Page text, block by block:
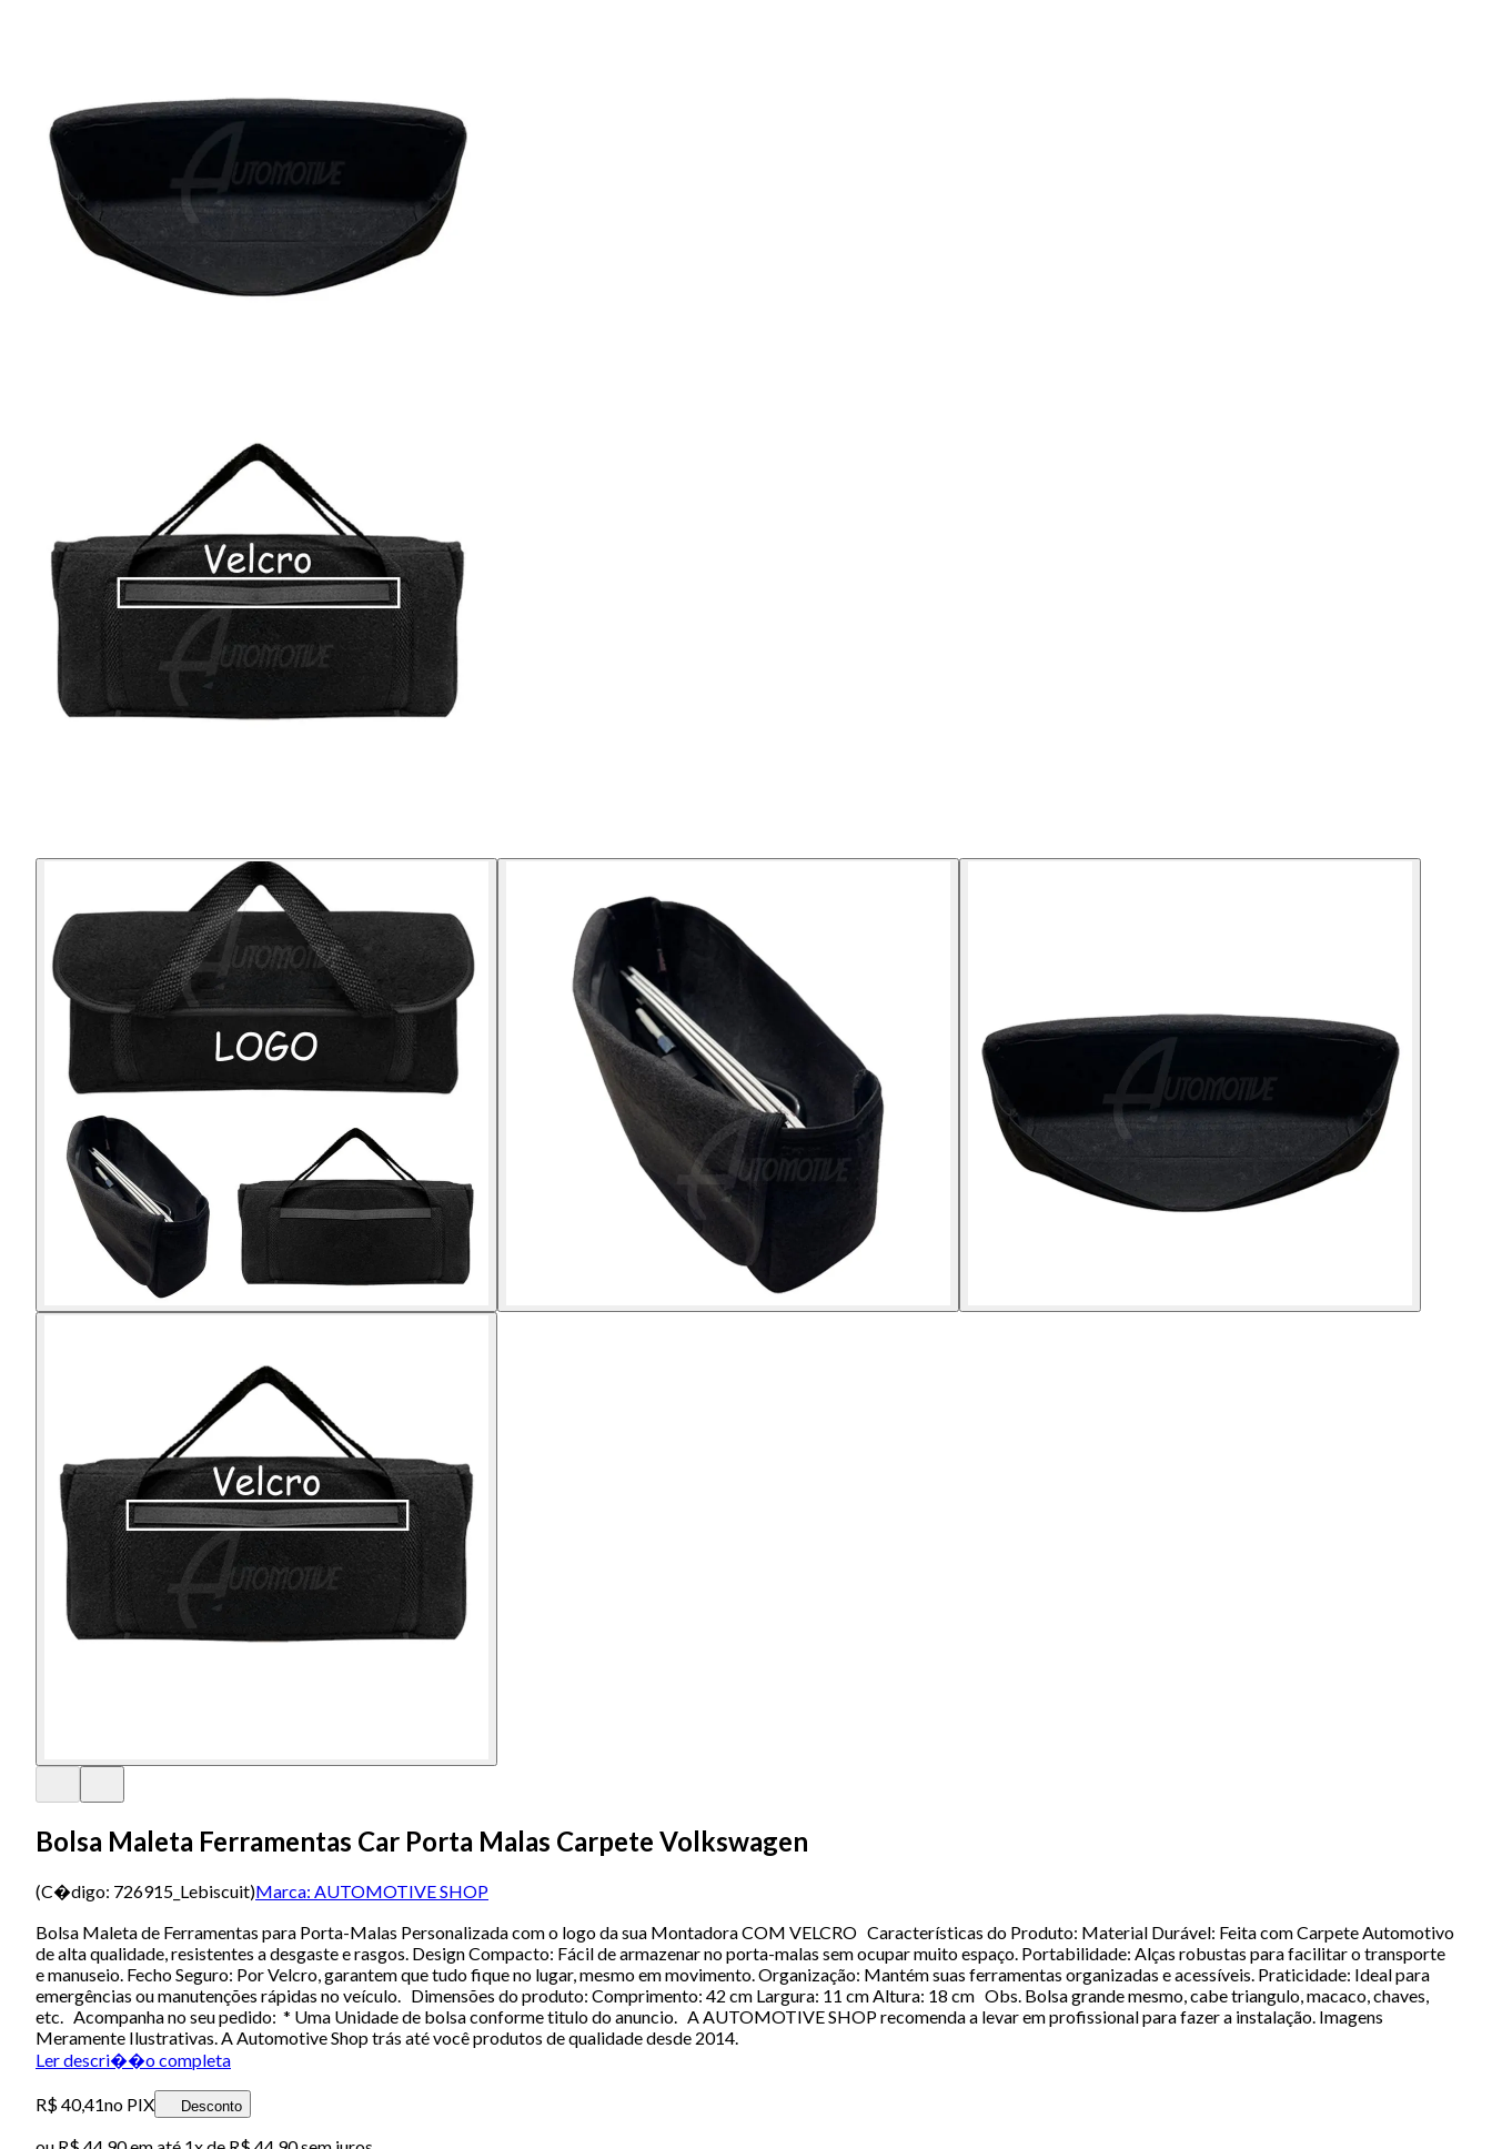
Bolsa Maleta Ferramentas Car Porta Malas Carpete Volkswagen
(C�digo: 726915_Lebiscuit)Marca: AUTOMOTIVE SHOP
Bolsa Maleta de Ferramentas para Porta-Malas Personalizada com o logo da sua Montadora COM VELCRO Características do Produto: Material Durável: Feita com Carpete Automotivo
de alta qualidade, resistentes a desgaste e rasgos. Design Compacto: Fácil de armazenar no porta-malas sem ocupar muito espaço. Portabilidade: Alças robustas para facilitar o transporte
e manuseio. Fecho Seguro: Por Velcro, garantem que tudo fique no lugar, mesmo em movimento. Organização: Mantém suas ferramentas organizadas e acessíveis. Praticidade: Ideal para
emergências ou manutenções rápidas no veículo. Dimensões do produto: Comprimento: 42 cm Largura: 11 cm Altura: 18 cm Obs. Bolsa grande mesmo, cabe triangulo, macaco, chaves,
etc. Acompanha no seu pedido: * Uma Unidade de bolsa conforme titulo do anuncio. A AUTOMOTIVE SHOP recomenda a levar em profissional para fazer a instalação. Imagens
Meramente Ilustrativas. A Automotive Shop trás até você produtos de qualidade desde 2014.
Ler descri��o completa
R$ 40,41no PIX Desconto